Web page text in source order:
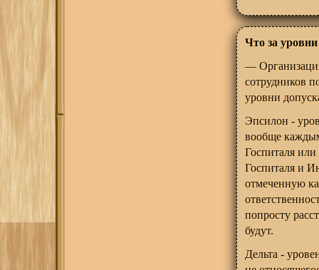
Что за уровни
—
сотрудников
уровни
Эпсилон -
вообще
Госпиталя
Госпиталя и
отмеченную
попросту
будут.
Дельта -